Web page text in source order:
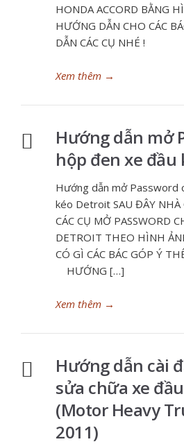
HONDA ACCORD BẰNG
HƯỚNG DẪN CHO CÁC
DẪN CÁC CỤ NHÉ !
Xem thêm →
Hướng dẫn mở
hộp đen xe đầu
Hướng dẫn mở Password
kéo Detroit SAU ĐÂY NHÀ
CÁC CỤ MỞ PASSWORD
DETROIT THEO HÌNH
CÓ GÌ CÁC BÁC
HƯỚNG […]
Xem thêm →
Hướng dẫn cài
sửa chữa xe
(Motor Heavy
2011)